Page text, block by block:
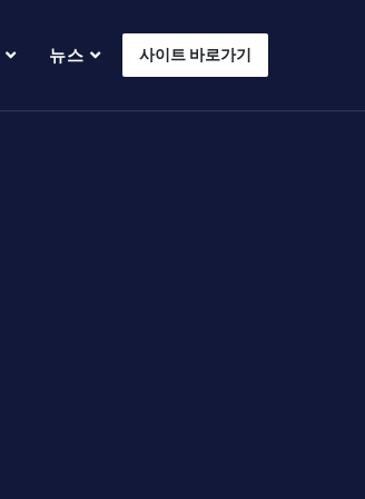
뉴스 사이트 바로가기